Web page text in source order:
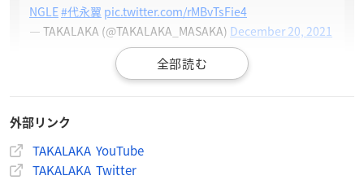
NGLE#代永翼 pic.twitter.com/rMBvTsFie4
— TAKALAKA (@TAKALAKA_MASAKA) December 20, 2021
外部リンク
TAKALAKA YouTube
TAKALAKA Twitter